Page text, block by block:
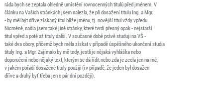
ráda bych se zeptala ohledně umístění rovnocenných titulů před jménem. V
článku na Vašich stránkách jsem nalezla, že při dosažení titulu Ing. a Mgr.
- by měl být dříve získaný titul blíže jménu, tj. novější titul vždy vpředu.
Nicméně, našla jsem také jiné stránky, které tvrdí přesný opak - nejstarší
titul vpřed a poté až tituly další. V současné době právě studuji na VŠ -
také dva obory, přičemž bych měla získat v případě úspěšného ukončení studia
tituly Ing. a Mgr. Zajímalo by mě tedy, jestli je nějaká vyhláška nebo
doporučení nebo nějaký text, kterým se dá řídit nebo zda je zcela jen na mě,
v jakém pořadí dosažené tituly použiji (i v případě, že jeden byl dosažen
dříve a druhý byť třeba jen o pár dní později).